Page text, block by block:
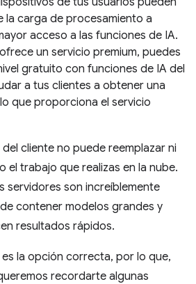
la carga de procesamiento a
acceso a las funciones de IA.
un servicio premium, puedes
gratuito con funciones de IA del
a tus clientes a obtener una
que proporciona el servicio
cliente no puede reemplazar ni
el trabajo que realizas en la nube.
servidores son increíblemente
contener modelos grandes y
resultados rápidos.
es la opción correcta, por lo que,
recordarte algunas